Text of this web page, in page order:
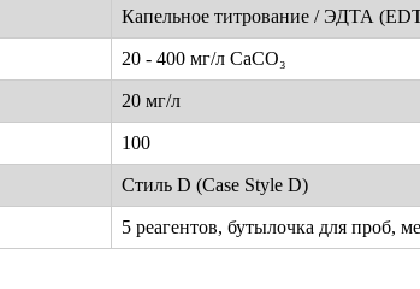
Капельное титрование / ЭДТА
20 - 400 мг/л CaCO₃
20 мг/л
100
Стиль D (Case Style D)
5 реагентов, бутылочка для проб,